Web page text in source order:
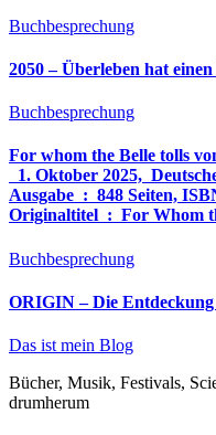
Buchbesprechung
2050 – Überleben hat
Buchbesprechung
For whom the Belle tolls
1. Oktober 2025,
Ausgabe ‏ : ‎ 848 Seiten, ISBN-13 ‏ : ‎ 978-3764533694,
Originaltitel ‏ : ‎ For
Buchbesprechung
ORIGIN – Die
Das ist mein Blog
Bücher, Musik, Festivals,
drumherum